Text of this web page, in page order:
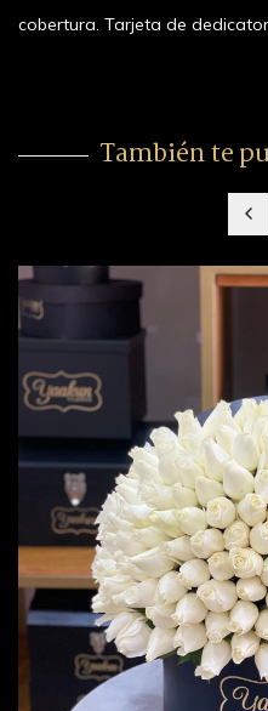
cobertura. Tarjeta de
También te